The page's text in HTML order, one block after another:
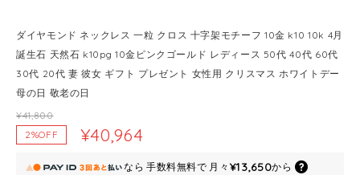
ダイヤモンド ネックレス 一粒 クロス 十字架モチーフ 10金 k10 10k 4月
誕生石 天然石 k10pg 10金ピンクゴールド レディース 50代 40代 60代
30代 20代 妻 彼女 ギフト プレゼント 女性用 クリスマス ホワイトデー
母の日 敬老の日
¥41,800
2%OFF
¥40,964
なら 手数料無料で 月々 ¥13,650から